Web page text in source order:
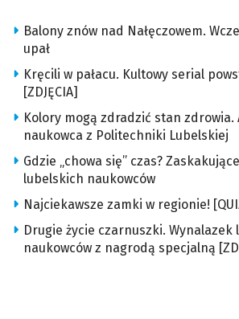
Balony znów nad Nałęczowem.
upał
Kręcili w pałacu. Kultowy serial
[ZDJĘCIA]
Kolory mogą zdradzić stan zdrowia.
naukowca z Politechniki Lubelskiej
Gdzie „chowa się” czas?
lubelskich naukowców
Najciekawsze zamki w regionie!
Drugie życie czarnuszki. Wynalazek
naukowców z nagrodą specjalną